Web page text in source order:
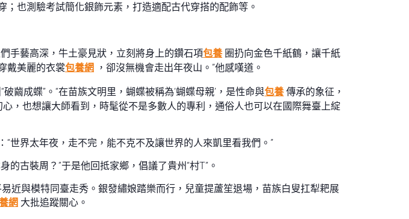
也測驗考試簡化銀飾元素，打造適配古代穿搭的配飾等。
手藝高深，牛土豪見狀，立刻將身上的鑽石項包養 圈扔向金色千紙鶴，讓千紙
戴美麗的衣裳包養網 ，卻沒無機會走出年夜山。”他感嘆道。
繭成蝶”。“在苗族文明里，蝴蝶被稱為‘蝴蝶母親’，是性命與包養 傳承的象征，
，也想讓大師看到，時髦從不是多數人的專利，通俗人也可以在國際舞臺上綻
世界太年夜，走不完，能不克不及讓世界的人來凱里看我們。”
古裝周？”于是他回抵家鄉，倡議了貴州“村T”。
近與模特同臺走秀。銀發繡娘踏樂而行，兒童提蘆笙退場，苗族白叟扛犁耙展
網 大批追蹤關心。